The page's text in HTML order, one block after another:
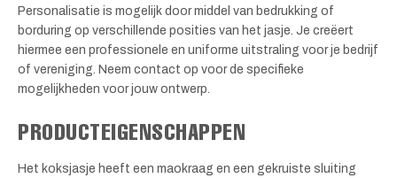
Personalisatie is mogelijk door middel van bedrukking of
borduring op verschillende posities van het jasje. Je creëert
hiermee een professionele en uniforme uitstraling voor je bedrijf
of vereniging. Neem contact op voor de specifieke
mogelijkheden voor jouw ontwerp.
PRODUCTEIGENSCHAPPEN
Het koksjasje heeft een maokraag en een gekruiste sluiting